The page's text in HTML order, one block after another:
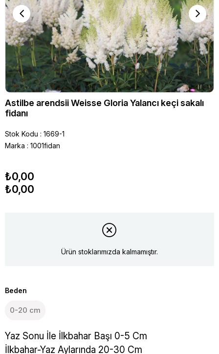
Astilbe arendsii Weisse Gloria Yalancı keçi sakalı
fidanı
Stok Kodu
1669-1
Marka : 1001fidan
₺0,00
₺0,00
Ürün stoklarımızda kalmamıştır.
Beden
0-20 cm
Yaz Sonu İle İlkbahar Başı 0-5 Cm
İlkbahar-Yaz Aylarında 20-30 Cm